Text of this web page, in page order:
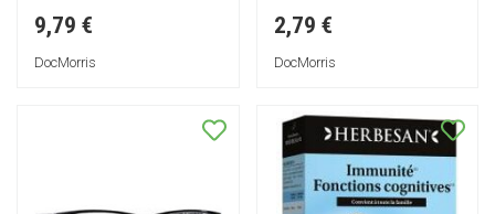
9,79 €
DocMorris
2,79 €
DocMorris